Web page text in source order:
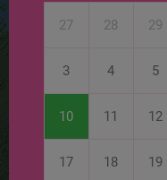
27 28 29
3 4 5
10 11 12
17 18 19